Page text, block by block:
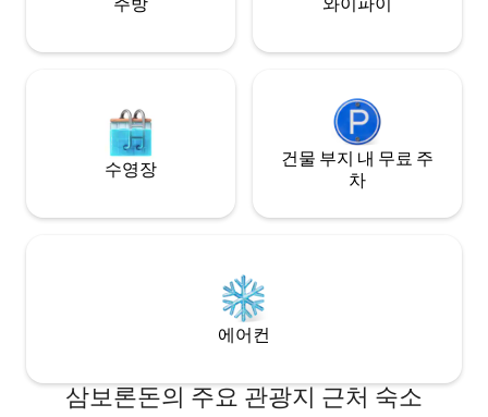
수영장
건물 부지 내 무료 주
차
에어컨
삼보론돈의 주요 관광지 근처 숙소